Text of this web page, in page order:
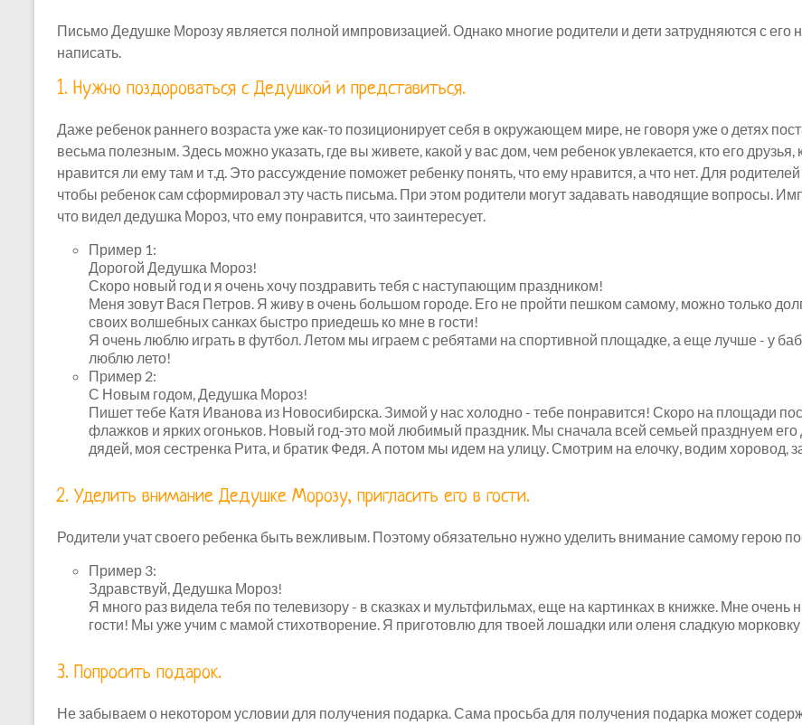
Письмо Дедушке Морозу является полной импровизацией. Однако многие родители и дети затрудняются с
написать.
1. Нужно поздороваться с Дедушкой и представиться.
Даже ребенок раннего возраста уже как-то позиционирует себя в окружающем мире, не говоря уже о детях
весьма полезным. Здесь можно указать, где вы живете, какой у вас дом, чем ребенок увлекается, кто его
нравится ли ему там и т.д. Это рассуждение поможет ребенку понять, что ему нравится, а что нет. Для
чтобы ребенок сам сформировал эту часть письма. При этом родители могут задавать наводящие вопросы.
что видел дедушка Мороз, что ему понравится, что заинтересует.
Пример 1:
Дорогой Дедушка Мороз!
Скоро новый год и я очень хочу поздравить тебя с наступающим праздником!
Меня зовут Вася Петров. Я живу в очень большом городе. Его не пройти пешком самому, можно только
своих волшебных санках быстро приедешь ко мне в гости!
Я очень люблю играть в футбол. Летом мы играем с ребятами на спортивной площадке, а еще лучше - у
люблю лето!
Пример 2:
С Новым годом, Дедушка Мороз!
Пишет тебе Катя Иванова из Новосибирска. Зимой у нас холодно - тебе понравится! Скоро на площади
флажков и ярких огоньков. Новый год-это мой любимый праздник. Мы сначала всей семьей празднуем
дядей, моя сестренка Рита, и братик Федя. А потом мы идем на улицу. Смотрим на елочку, водим хоровод,
2. Уделить внимание Дедушке Морозу, пригласить его в гости.
Родители учат своего ребенка быть вежливым. Поэтому обязательно нужно уделить внимание самому герою
Пример 3:
Здравствуй, Дедушка Мороз!
Я много раз видела тебя по телевизору - в сказках и мультфильмах, еще на картинках в книжке. Мне
гости! Мы уже учим с мамой стихотворение. Я приготовлю для твоей лошадки или оленя сладкую
3. Попросить подарок.
Не забываем о некотором условии для получения подарка. Сама просьба для получения подарка может